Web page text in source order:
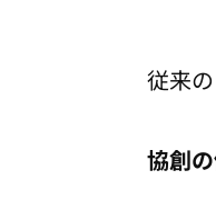
従来
協創